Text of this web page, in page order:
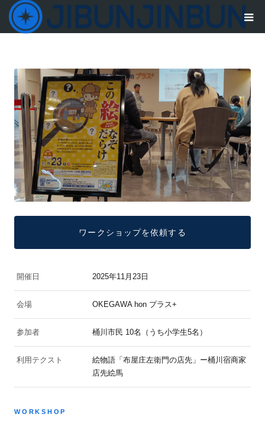
ワークショップを依頼する
開催日 2025年11月23日
会場 OKEGAWA hon プラス+
参加者 桶川市民 10名（うち小学生5名）
利用テクスト
絵物語「布屋庄左衛門の店先」ー桶川宿商家
店先絵馬
WORKSHOP